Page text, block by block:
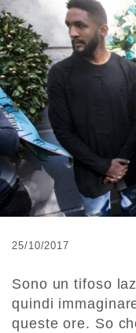
25/10/2017
Sono un tifoso
quindi
queste ore. So